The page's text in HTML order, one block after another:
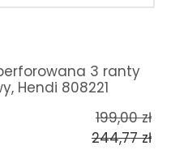
3 ranty
Hendi 808221
199,00zł
244,77zł